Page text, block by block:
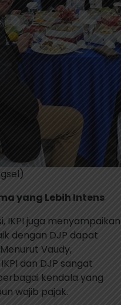
yang Lebih Intens
IKPI juga menyampaikan
dengan DJP dapat
Vaudy,
dan DJP sangat
kendala yang
wajib pajak.